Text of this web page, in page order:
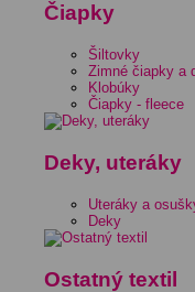
Čiapky
Šiltovky
Zimné čiapky a
Klobúky
Čiapky - fleece
Deky, uteráky
Uteráky a
Deky
Ostatný textil